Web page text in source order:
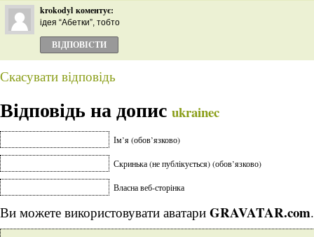
krokodyl коментує:
ідея “Абетки”, тобто
ВІДПОВІCТИ
Скасувати відповідь
Відповідь на допис ukrainec
Ім’я (обов’язково)
Скринька (не публікується) (обов’язково)
Власна веб-сторінка
Ви можете використовувати аватари GRAVATAR.com.